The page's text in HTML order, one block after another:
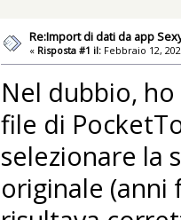
Re:Import di dati da app
« Risposta #1 il: Febbraio 12,
Nel dubbio,
file di
selezionare la
originale (anni